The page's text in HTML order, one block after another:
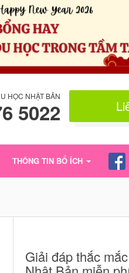
HỌC NHẬT BẢN
5022
THÔNG TIN BỔ ÍCH
Giải đáp thắc